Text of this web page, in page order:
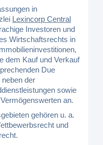
in
Lexincorp Central
Investoren und
Wirtschaftsrechts in
dem Kauf und Verkauf
Due
der
sowie
an.
gehören u. a.
und